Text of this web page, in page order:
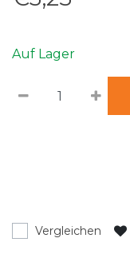
Auf Lager
Vergleichen